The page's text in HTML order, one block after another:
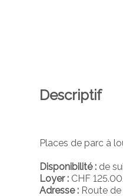
Descriptif
Places de parc à
Disponibilité : de
Loyer : CHF
Adresse : Route